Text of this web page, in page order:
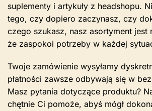
suplementy i artykuły z headshopu.
tego, czy dopiero zaczynasz, czy
czego szukasz, nasz asortyment jest
że zaspokoi potrzeby w każdej
Twoje zamówienie wysyłamy
płatności zawsze odbywają się w
Masz pytania dotyczące produktu?
chętnie Ci pomoże, abyś mógł